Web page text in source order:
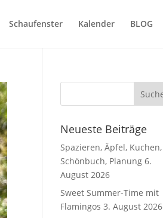
Schaufenster Kalender BLOG
Neueste Beiträge
Spazieren, Äpfel, Kuchen,
Schönbuch, Planung 6.
August 2026
Sweet Summer-Time mit
Flamingos 3. August 2026